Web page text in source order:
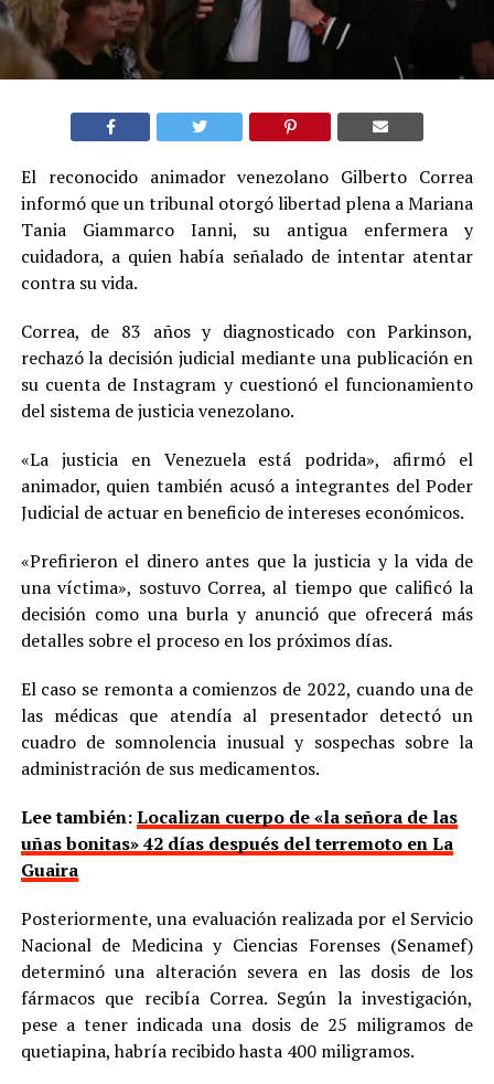
El reconocido animador venezolano Gilberto Correa
informó que un tribunal otorgó libertad plena a Mariana
Tania Giammarco Ianni, su antigua enfermera y
cuidadora, a quien había señalado de intentar atentar
contra su vida.
Correa, de 83 años y diagnosticado con Parkinson,
rechazó la decisión judicial mediante una publicación en
su cuenta de Instagram y cuestionó el funcionamiento
del sistema de justicia venezolano.
«La justicia en Venezuela está podrida», afirmó el
animador, quien también acusó a integrantes del Poder
Judicial de actuar en beneficio de intereses económicos.
«Prefirieron el dinero antes que la justicia y la vida de
una víctima», sostuvo Correa, al tiempo que calificó la
decisión como una burla y anunció que ofrecerá más
detalles sobre el proceso en los próximos días.
El caso se remonta a comienzos de 2022, cuando una de
las médicas que atendía al presentador detectó un
cuadro de somnolencia inusual y sospechas sobre la
administración de sus medicamentos.
Lee también:Localizan cuerpo de «la señora de las
uñas bonitas» 42 días después del terremoto en La
Guaira
Posteriormente, una evaluación realizada por el Servicio
Nacional de Medicina y Ciencias Forenses (Senamef)
determinó una alteración severa en las dosis de los
fármacos que recibía Correa. Según la investigación,
pese a tener indicada una dosis de 25 miligramos de
quetiapina, habría recibido hasta 400 miligramos.